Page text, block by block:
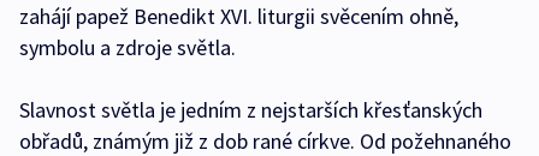
zahájí papež Benedikt XVI. liturgii svěcením ohně,
symbolu a zdroje světla.
Slavnost světla je jedním z nejstarších křesťanských
obřadů, známým již z dob rané církve. Od požehnaného